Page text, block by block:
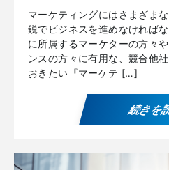
マーケティングにはさまざま
鋭でビジネスを進めなければ
に所属するマーケターの方々
ンスの方々に有用な、競合他
おきたい『マーケテ […]
続きを